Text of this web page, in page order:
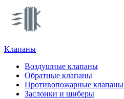
Клапаны
Воздушные клапаны
Обратные клапаны
Противопожарные клапаны
Заслонки и шиберы